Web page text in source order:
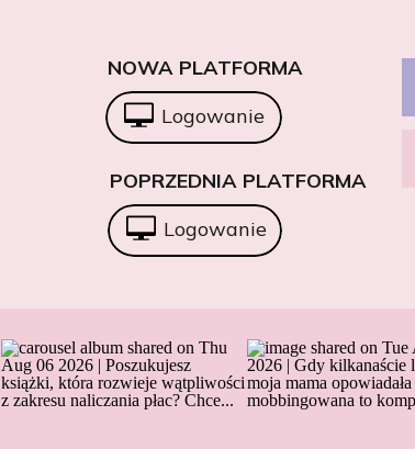
Logowanie
NOWA PLATFORMA
Logowanie
POPRZEDNIA PLATFORMA